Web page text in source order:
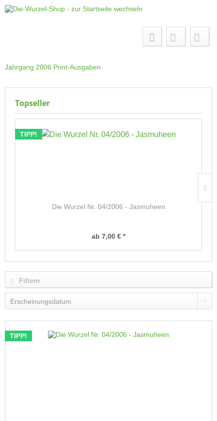
Jahrgang 2006 Print-Ausgaben
Topseller
TIPP!
Die Wurzel Nr. 04/2006 - Jasmuheen
ab 7,00 € *
Filtern
TIPP!